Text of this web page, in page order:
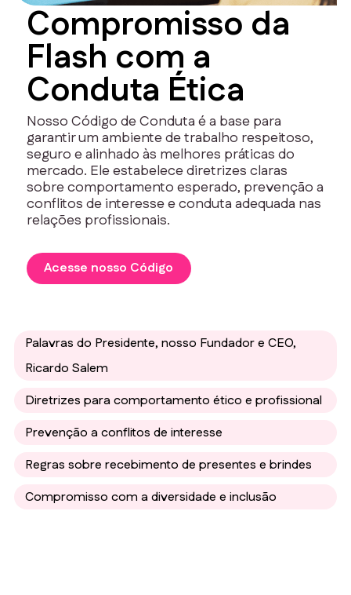
Compromisso da
Flash com a
Conduta Ética
Nosso Código de Conduta é a base para
garantir um ambiente de trabalho respeitoso,
seguro e alinhado às melhores práticas do
mercado. Ele estabelece diretrizes claras
sobre comportamento esperado, prevenção a
conflitos de interesse e conduta adequada nas
relações profissionais.
Acesse nosso Código
Palavras do Presidente, nosso Fundador e CEO,
Ricardo Salem
Diretrizes para comportamento ético e profissional
Prevenção a conflitos de interesse
Regras sobre recebimento de presentes e brindes
Compromisso com a diversidade e inclusão